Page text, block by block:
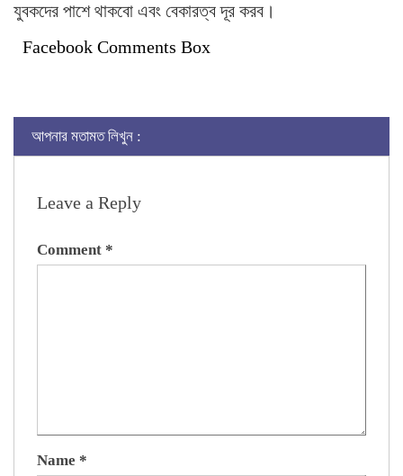
যুবকদের পাশে থাকবো এবং বেকারত্ব দূর করব।
Facebook Comments Box
আপনার মতামত লিখুন :
Leave a Reply
Comment *
Name *